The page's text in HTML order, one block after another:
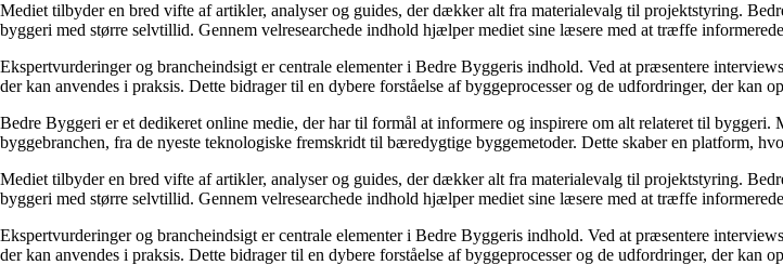
Mediet tilbyder en bred vifte af artikler, analyser og guides, der dækker alt fra materialevalg til projektstyring.
byggeri med større selvtillid. Gennem velresearchede indhold hjælper mediet sine læsere med at træffe
Ekspertvurderinger og brancheindsigt er centrale elementer i Bedre Byggeris indhold. Ved at præsentere
der kan anvendes i praksis. Dette bidrager til en dybere forståelse af byggeprocesser og de udfordringer, der kan
Bedre Byggeri er et dedikeret online medie, der har til formål at informere og inspirere om alt relateret til
byggebranchen, fra de nyeste teknologiske fremskridt til bæredygtige byggemetoder. Dette skaber en platform,
Mediet tilbyder en bred vifte af artikler, analyser og guides, der dækker alt fra materialevalg til projektstyring.
byggeri med større selvtillid. Gennem velresearchede indhold hjælper mediet sine læsere med at træffe
Ekspertvurderinger og brancheindsigt er centrale elementer i Bedre Byggeris indhold. Ved at præsentere
der kan anvendes i praksis. Dette bidrager til en dybere forståelse af byggeprocesser og de udfordringer, der kan